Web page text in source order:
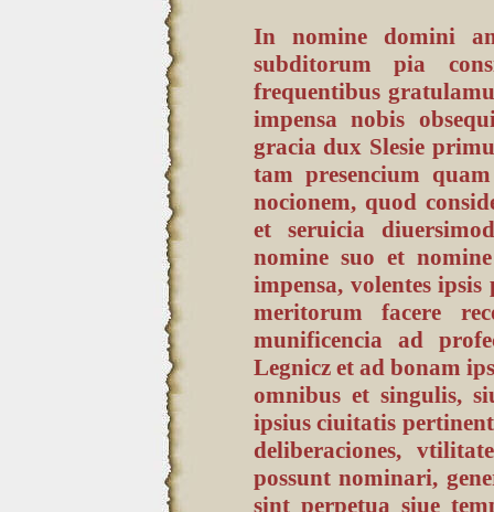
In nomine domini
subditorum pia
frequentibus
impensa nobis
gracia dux Slesie
tam presencium
nocionem, quod
et seruicia
nomine suo et
impensa, volentes
meritorum facere
munificencia ad
Legnicz et ad bonam
omnibus et singulis,
ipsius ciuitatis
deliberaciones,
possunt nominari,
sint perpetua siue